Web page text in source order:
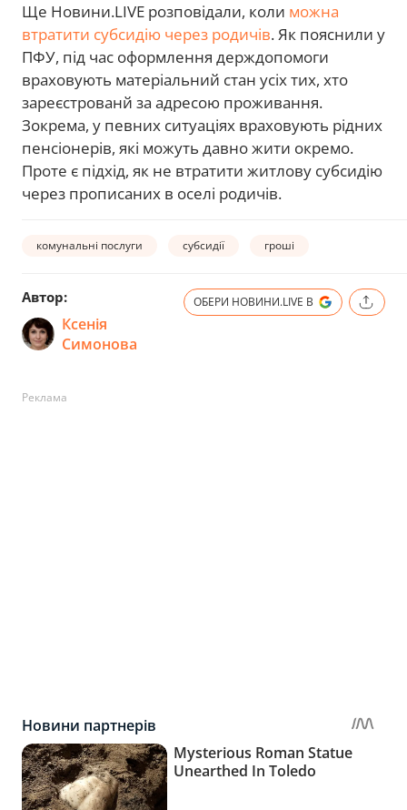
Ще Новини.LIVE розповідали, коли можна
втратити субсидію через родичів. Як пояснили у
ПФУ, під час оформлення держдопомоги
враховують матеріальний стан усіх тих, хто
зареєстрованй за адресою проживання.
Зокрема, у певних ситуаціях враховують рідних
пенсіонерів, які можуть давно жити окремо.
Проте є підхід, як не втратити житлову субсидію
через прописаних в оселі родичів.
комунальні послуги субсидії гроші
Автор:
Ксенія
Симонова
ОБЕРИ НОВИНИ.LIVE В
Реклама